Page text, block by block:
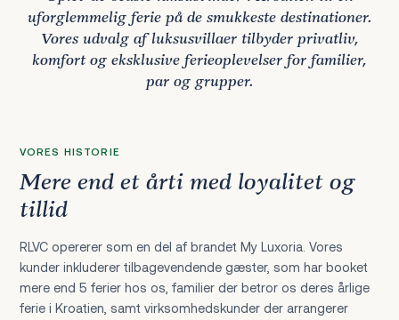
uforglemmelig ferie på de smukkeste destinationer.
Vores udvalg af luksusvillaer tilbyder privatliv,
komfort og eksklusive ferieoplevelser for familier,
par og grupper.
VORES HISTORIE
Mere end et årti med loyalitet og
tillid
RLVC opererer som en del af brandet My Luxoria. Vores
kunder inkluderer tilbagevendende gæster, som har booket
mere end 5 ferier hos os, familier der betror os deres årlige
ferie i Kroatien, samt virksomhedskunder der arrangerer